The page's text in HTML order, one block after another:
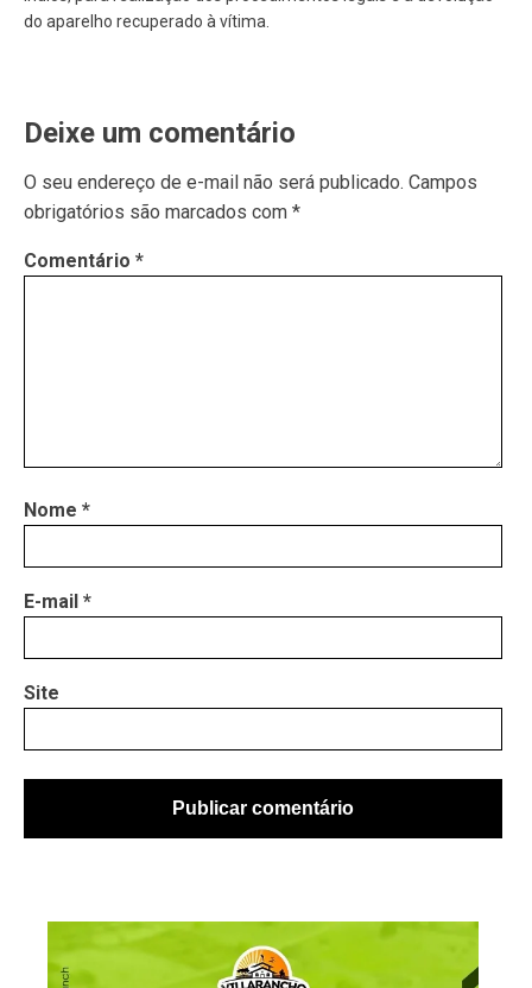
do aparelho recuperado à vítima.
Deixe um comentário
O seu endereço de e-mail não será publicado. Campos
obrigatórios são marcados com *
Comentário *
Nome *
E-mail *
Site